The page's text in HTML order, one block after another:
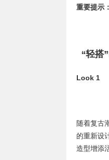
重要提示
“轻搭
Look 1
随着复古
的重新设
造型增添